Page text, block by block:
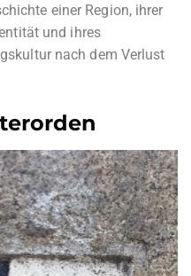
einer Region, ihrer
und ihres
nach dem Verlust